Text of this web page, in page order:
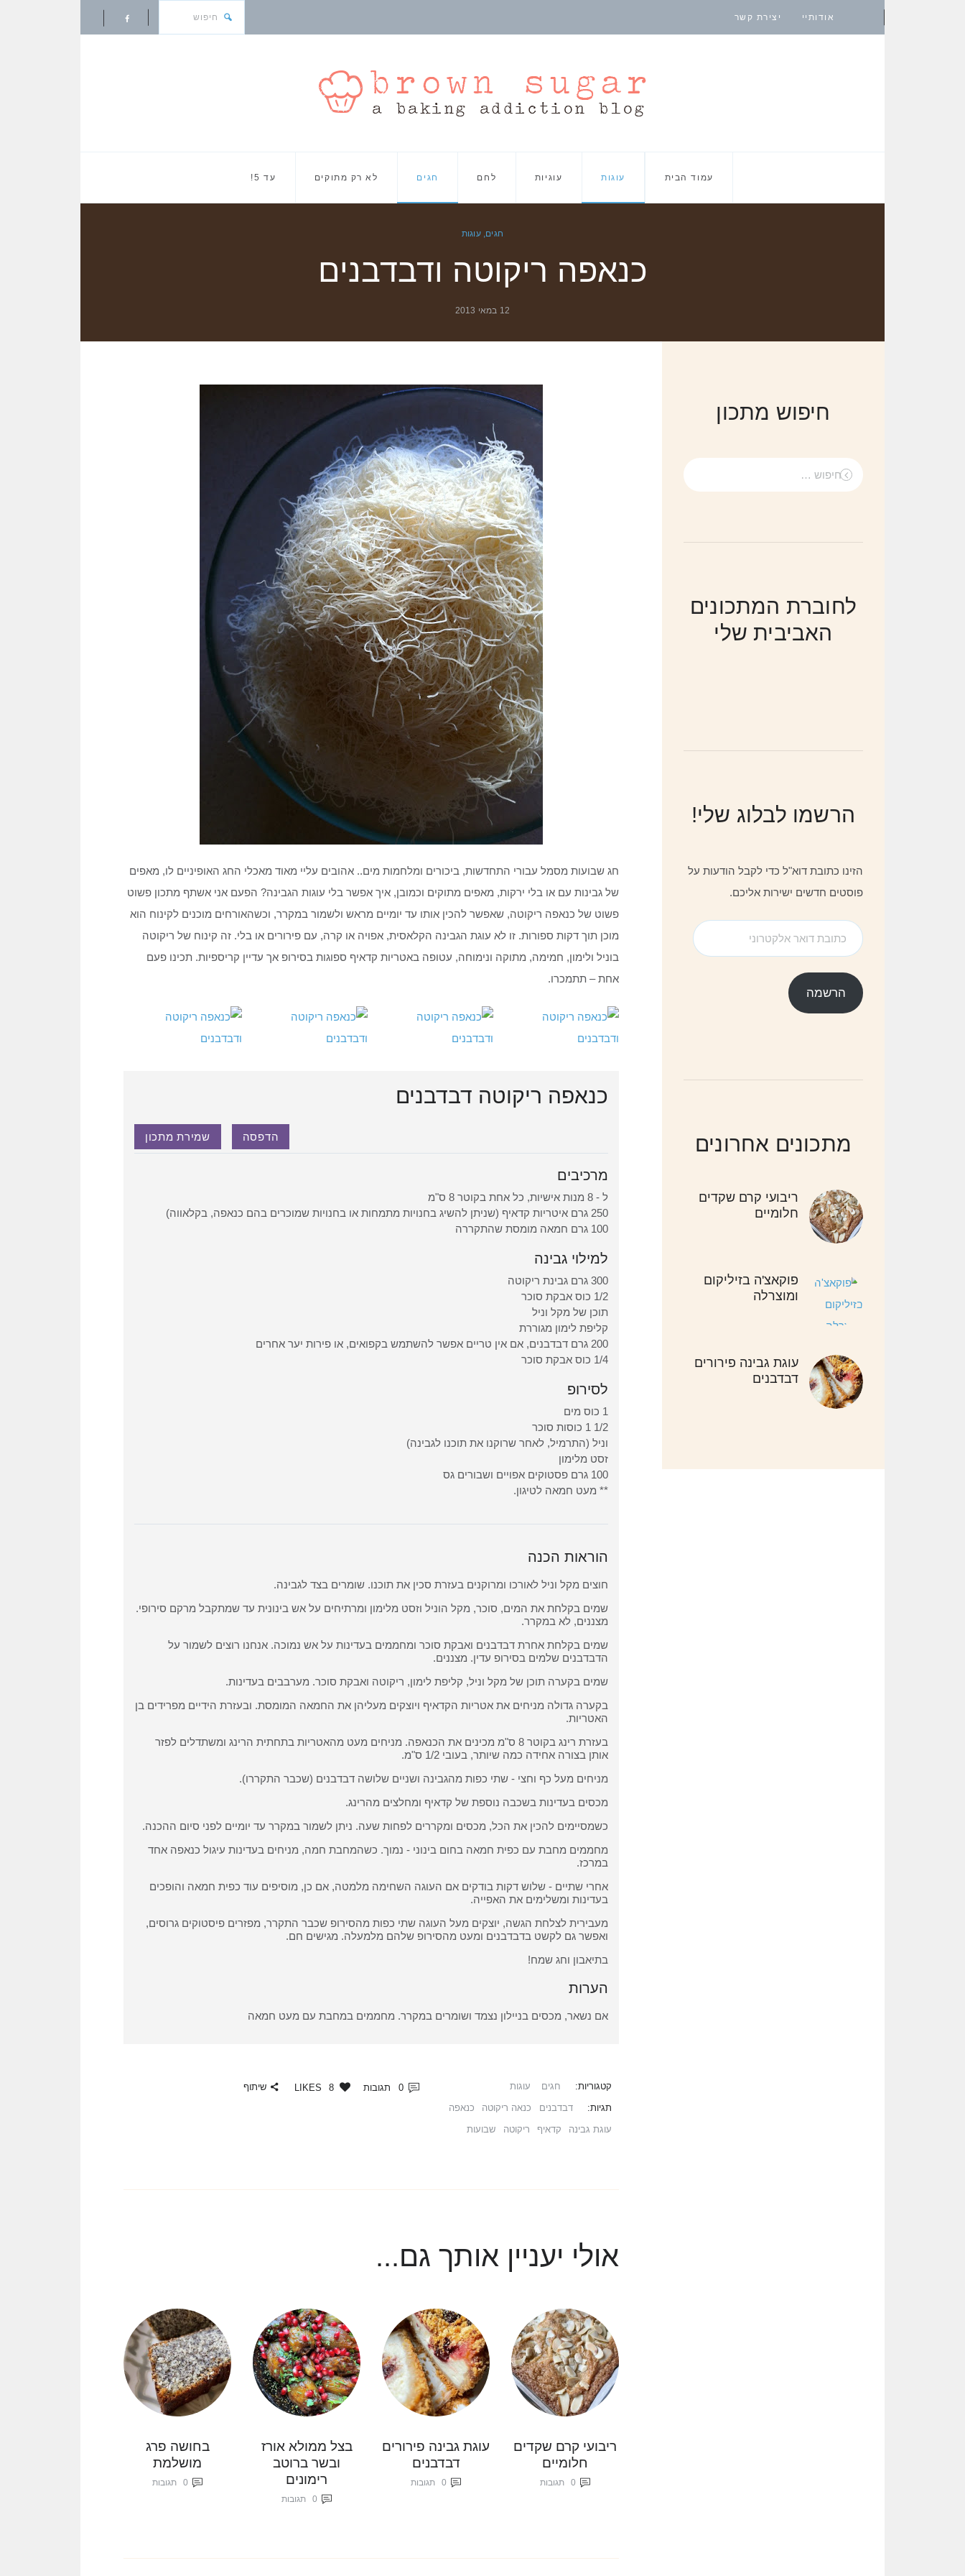
אודותיי יצירת קשר
עמוד הבית עוגות עוגיות לחם חגים לא רק מתוקים עד 5!
חגים ,עוגות
כנאפה ריקוטה ודבדבנים
12 במאי 2013
חג שבועות מסמל עבורי התחדשות, ביכורים ומלחמות מים.. אהובים עליי מאוד מאכלי החג האופיניים לו, מאפים
של גבינות עם או בלי ירקות, מאפים מתוקים וכמובן, איך אפשר בלי עוגות הגבינה? הפעם אני אשתף מתכון פשוט
פשוט של כנאפה ריקוטה, שאפשר להכין אותו עד יומיים מראש ולשמור במקרר, וכשהאורחים מוכנים לקינוח הוא
מוכן תוך דקות ספורות. זו לא עוגת הגבינה הקלאסית, אפויה או קרה, עם פירורים או בלי. זה קינוח של ריקוטה
בוניל ולימון, חמימה, מתוקה ונימוחה, עטופה באטריות קדאיף ספוגות בסירופ אך עדיין קריספיות. תכינו פעם
אחת – תתמכרו.
כנאפה ריקוטה דבדבנים
שמירת מתכון הדפסה
מרכיבים
ל - 8 מנות אישיות, כל אחת בקוטר 8 ס"מ
250 גרם איטריות קדאיף (שניתן להשיג בחנויות מתמחות או בחנויות שמוכרים בהם כנאפה, בקלאווה)
100 גרם חמאה מומסת שהתקררה
למילוי גבינה
300 גרם גבינת ריקוטה
1/2 כוס אבקת סוכר
תוכן של מקל וניל
קליפת לימון מגוררת
200 גרם דבדבנים, אם אין טריים אפשר להשתמש בקפואים, או פירות יער אחרים
1/4 כוס אבקת סוכר
לסירופ
1 כוס מים
1/2 1 כוסות סוכר
וניל (התרמיל, לאחר שרוקנו את תוכנו לגבינה)
זסט מלימון
100 גרם פסטוקים אפויים ושבורים גס
** מעט חמאה לטיגון.
הוראות הכנה
חוצים מקל וניל לאורכו ומרוקנים בעזרת סכין את תוכנו. שומרים בצד לגבינה.
שמים בקלחת את המים, סוכר, מקל הוניל וזסט מלימון ומרתיחים על אש בינונית עד שמתקבל מרקם סירופי.
מצננים, לא במקרר.
שמים בקלחת אחרת דבדבנים ואבקת סוכר ומחממים בעדינות על אש נמוכה. אנחנו רוצים לשמור על
הדבדבנים שלמים בסירופ עדין. מצננים.
שמים בקערה תוכן של מקל וניל, קליפת לימון, ריקוטה ואבקת סוכר. מערבבים בעדינות.
בקערה גדולה מניחים את אטריות הקדאיף ויוצקים מעליהן את החמאה המומסת. ובעזרת הידיים מפרידים בן
האטריות.
בעזרת רינג בקוטר 8 ס"מ מכינים את הכנאפה. מניחים מעט מהאטריות בתחתית הרינג ומשתדלים לפזר
אותן בצורה אחידה כמה שיותר, בעובי 1/2 ס"מ.
מניחים מעל כף וחצי - שתי כפות מהגבינה ושניים שלושה דבדבנים (שכבר התקררו).
מכסים בעדינות בשכבה נוספת של קדאיף ומחלצים מהרינג.
כשמסיימים להכין את הכל, מכסים ומקררים לפחות שעה. ניתן לשמור במקרר עד יומיים לפני סיום ההכנה.
מחממים מחבת עם כפית חמאה בחום בינוני - נמוך. כשהמחבת חמה, מניחים בעדינות עיגול כנאפה אחד
במרכז.
אחרי שתיים - שלוש דקות בודקים אם העוגה השחימה מלמטה, אם כן, מוסיפים עוד כפית חמאה והופכים
בעדינות ומשלימים את האפייה.
מעבירית לצלחת הגשה, יוצקים מעל העוגה שתי כפות מהסירופ שכבר התקרר, מפזרים פיסטוקים גרוסים,
ואפשר גם לקשט בדבדבנים ומעט מהסירופ שלהם מלמעלה. מגישים חם.
בתיאבון וחג שמח!
הערות
אם נשאר, מכסים בניילון נצמד ושומרים במקרר. מחממים במחבת עם מעט חמאה
קטגוריות: חגים עוגות
תגיות: דבדבנים כנאה ריקוטה כנאפה
עוגת גבינה קדאיף ריקוטה שבועות
0 תגובות 8 שיתוף
אולי יעניין אותך גם...
ריבועי קרם שקדים
חלומיים
0 תגובות
עוגת גבינה פירורים
דבדבנים
0 תגובות
בצל ממולא אורז
ובשר ברוטב
רימונים
0 תגובות
בחושה פרג
מושלמת
0 תגובות
חיפוש מתכון
חיפוש:
לחוברת המתכונים
האביבית שלי
הרשמו לבלוג שלי!
הזינו כתובת דוא"ל כדי לקבל הודעות על
פוסטים חדשים ישירות אליכם.
כתובת
דואר
אלקטרוני
הרשמה
מתכונים אחרונים
ריבועי קרם שקדים
חלומיים
פוקאצ'ה בזיליקום
ומוצרלה
עוגת גבינה פירורים
דבדבנים